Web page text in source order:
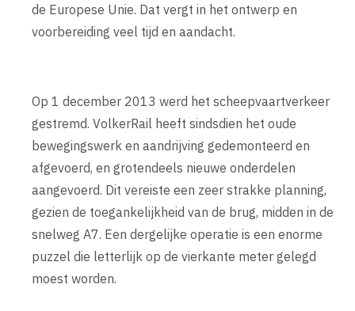
de Europese Unie. Dat vergt in het ontwerp en
voorbereiding veel tijd en aandacht.
Op 1 december 2013 werd het scheepvaartverkeer
gestremd. VolkerRail heeft sindsdien het oude
bewegingswerk en aandrijving gedemonteerd en
afgevoerd, en grotendeels nieuwe onderdelen
aangevoerd. Dit vereiste een zeer strakke planning,
gezien de toegankelijkheid van de brug, midden in de
snelweg A7. Een dergelijke operatie is een enorme
puzzel die letterlijk op de vierkante meter gelegd
moest worden.